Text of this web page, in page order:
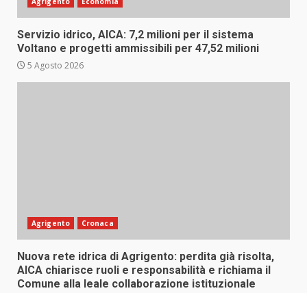
Servizio idrico, AICA: 7,2 milioni per il sistema
Voltano e progetti ammissibili per 47,52 milioni
5 Agosto 2026
Agrigento Cronaca
Nuova rete idrica di Agrigento: perdita già risolta,
AICA chiarisce ruoli e responsabilità e richiama il
Comune alla leale collaborazione istituzionale